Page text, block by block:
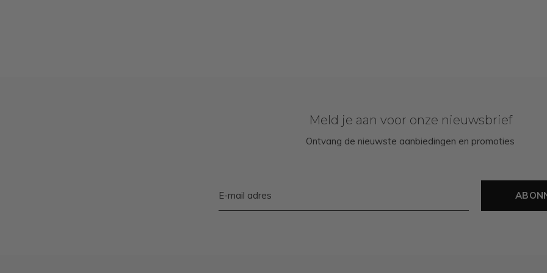
Meld je aan voor onze nieuwsbrief
Ontvang de nieuwste aanbiedingen en promoties